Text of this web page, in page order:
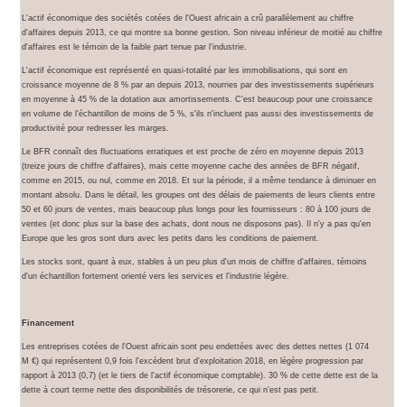
L'actif économique des sociétés cotées de l'Ouest africain a crû parallèlement au chiffre
d'affaires depuis 2013, ce qui montre sa bonne gestion. Son niveau inférieur de moitié au chiffre
d'affaires est le témoin de la faible part tenue par l'industrie.
L'actif économique est représenté en quasi-totalité par les immobilisations, qui sont en
croissance moyenne de 8 % par an depuis 2013, nourries par des investissements supérieurs
en moyenne à 45 % de la dotation aux amortissements. C'est beaucoup pour une croissance
en volume de l'échantillon de moins de 5 %, s'ils n'incluent pas aussi des investissements de
productivité pour redresser les marges.
Le BFR connaît des fluctuations erratiques et est proche de zéro en moyenne depuis 2013
(treize jours de chiffre d'affaires), mais cette moyenne cache des années de BFR négatif,
comme en 2015, ou nul, comme en 2018. Et sur la période, il a même tendance à diminuer en
montant absolu. Dans le détail, les groupes ont des délais de paiements de leurs clients entre
50 et 60 jours de ventes, mais beaucoup plus longs pour les fournisseurs : 80 à 100 jours de
ventes (et donc plus sur la base des achats, dont nous ne disposons pas). Il n'y a pas qu'en
Europe que les gros sont durs avec les petits dans les conditions de paiement.
Les stocks sont, quant à eux, stables à un peu plus d'un mois de chiffre d'affaires, témoins
d'un échantillon fortement orienté vers les services et l'industrie légère.
Financement
Les entreprises cotées de l'Ouest africain sont peu endettées avec des dettes nettes (1 074
M €) qui représentent 0,9 fois l'excédent brut d'exploitation 2018, en légère progression par
rapport à 2013 (0,7) (et le tiers de l'actif économique comptable). 30 % de cette dette est de la
dette à court terme nette des disponibilités de trésorerie, ce qui n'est pas petit.